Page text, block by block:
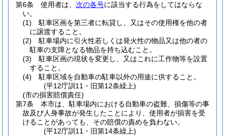
第6条
使用者は、 次の各号に該当する行為をしてはならな
い。
(1)
駐車区画を第三者に転貸し、又はその使用権を他の者
に譲渡すること。
(2)
駐車場内に引火性若しくは発火性の物品又は他の者の
駐車の支障となる物品を持ち込むこと。
(3)
駐車区画の現状を変更し、又はこれに工作物等を設置
すること。
(4)
駐車区域を自動車の駐車以外の用途に供すること。
(平12庁訓11・旧第12条繰上)
(市の損害賠償責任)
第7条
本市は、駐車場内における自動車の盗難、損傷等の事
故及び人身事故が発生したことにより、使用者が損害を受
けることがあっても、その賠償の責めを負わない。
(平12庁訓11・旧第14条繰上)